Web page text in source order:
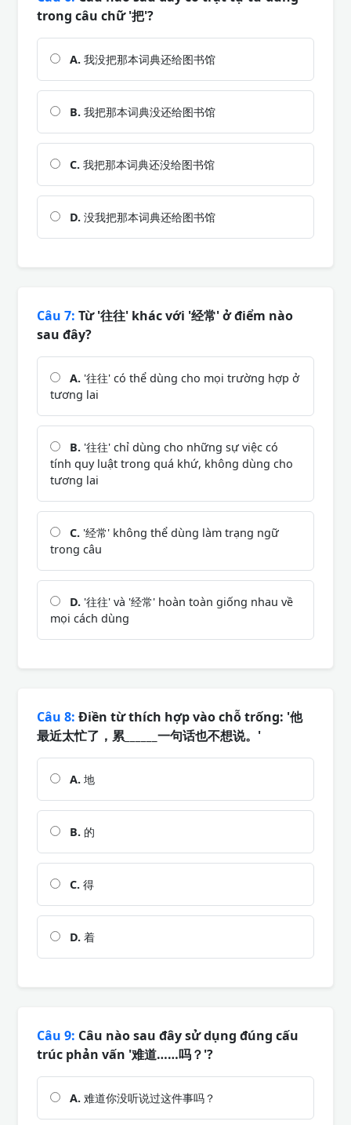
trong câu chữ '把'?
A. 我没把那本词典还给图书馆
B. 我把那本词典没还给图书馆
C. 我把那本词典还没给图书馆
D. 没我把那本词典还给图书馆
Câu 7: Từ '往往' khác với '经常' ở điểm nào
sau đây?
A. '往往' có thể dùng cho mọi trường hợp ở
tương lai
B. '往往' chỉ dùng cho những sự việc có
tính quy luật trong quá khứ, không dùng cho
tương lai
C. '经常' không thể dùng làm trạng ngữ
trong câu
D. '往往' và '经常' hoàn toàn giống nhau về
mọi cách dùng
Câu 8: Điền từ thích hợp vào chỗ trống: '他
最近太忙了，累______一句话也不想说。'
A. 地
B. 的
C. 得
D. 着
Câu 9: Câu nào sau đây sử dụng đúng cấu
trúc phản vấn '难道……吗？'?
A. 难道你没听说过这件事吗？